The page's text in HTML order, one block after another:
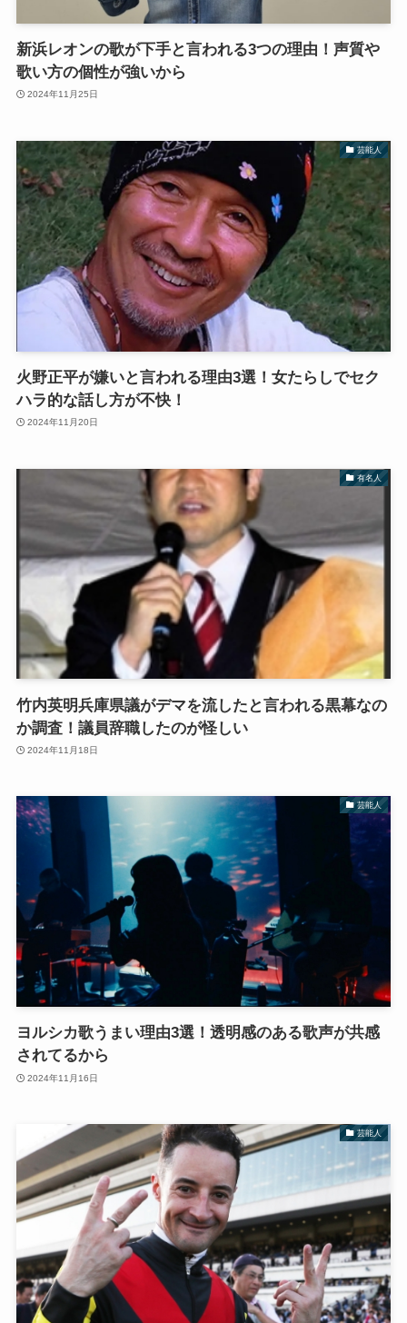
新浜レオンの歌が下手と言われる3つの理由！声質や
歌い方の個性が強いから
2024年11月25日
芸能人
火野正平が嫌いと言われる理由3選！女たらしでセク
ハラ的な話し方が不快！
2024年11月20日
有名人
竹内英明兵庫県議がデマを流したと言われる黒幕なの
か調査！議員辞職したのが怪しい
2024年11月18日
芸能人
ヨルシカ歌うまい理由3選！透明感のある歌声が共感
されてるから
2024年11月16日
芸能人